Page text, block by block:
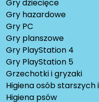
Gry dziecięce
Gry hazardowe
Gry PC
Gry planszowe
Gry PlayStation 4
Gry PlayStation 5
Grzechotki i gryzaki
Higiena osób
Higiena psów